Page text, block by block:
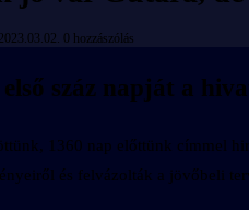
2023.03.02. 0 hozzászólás
száz napját a
1360 nap előttünk címmel
és felvázolták a jövőbeli